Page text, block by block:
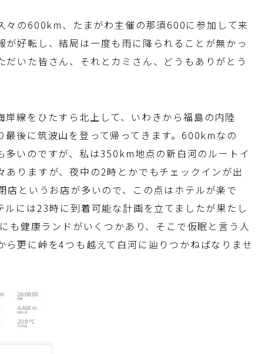
々の600km、たまがわ主催の那須600に参加して来
好転し、結局は一度も雨に降られることが無かっ
いた皆さん、それとカミさん、どうもありがとう
線をひたすら北上して、いわきから福島の内陸
後に筑波山を登って帰ってきます。600kmなの
多いのですが、私は350km地点の新白河のルートイ
りますが、夜中の2時とかでもチェックインが出
というお店が多いので、この点はホテルが楽で
には23時に到着可能な計画を立てましたが果たし
も健康ランドがいくつかあり、そこで仮眠と言う人
更に峠を4つも越えて白河に辿りつかねばなりませ